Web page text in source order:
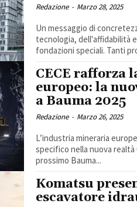
Redazione - Marzo 28, 2025
Un messaggio di
tecnologia, dell'affidabilità
fondazioni speciali. Tanti
CECE rafforza
europeo: la
a Bauma 2025
Redazione - Marzo 26, 2025
L’industria mineraria
specifico nella nuova
prossimo Bauma...
Komatsu
escavatore